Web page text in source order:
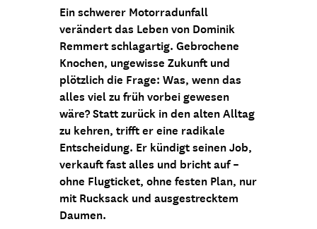
Ein schwerer Motorradunfall
verändert das Leben von Dominik
Remmert schlagartig. Gebrochene
Knochen, ungewisse Zukunft und
plötzlich die Frage: Was, wenn das
alles viel zu früh vorbei gewesen
wäre? Statt zurück in den alten Alltag
zu kehren, trifft er eine radikale
Entscheidung. Er kündigt seinen Job,
verkauft fast alles und bricht auf –
ohne Flugticket, ohne festen Plan, nur
mit Rucksack und ausgestrecktem
Daumen.